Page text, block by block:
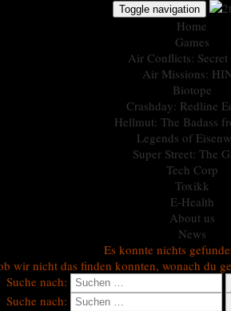
Toggle navigation
Home
Games
Air Conflicts: Secret
Air Missions:
Biotope
Crashday: Redline
Hellmut: The Badass
Legends of
Super Street: The
Tech Corp
Toxikk
E-Health
About us
News
Es konnte nichts
wir nicht das finden konnten, wonach du
Suche nach:
Suche nach: